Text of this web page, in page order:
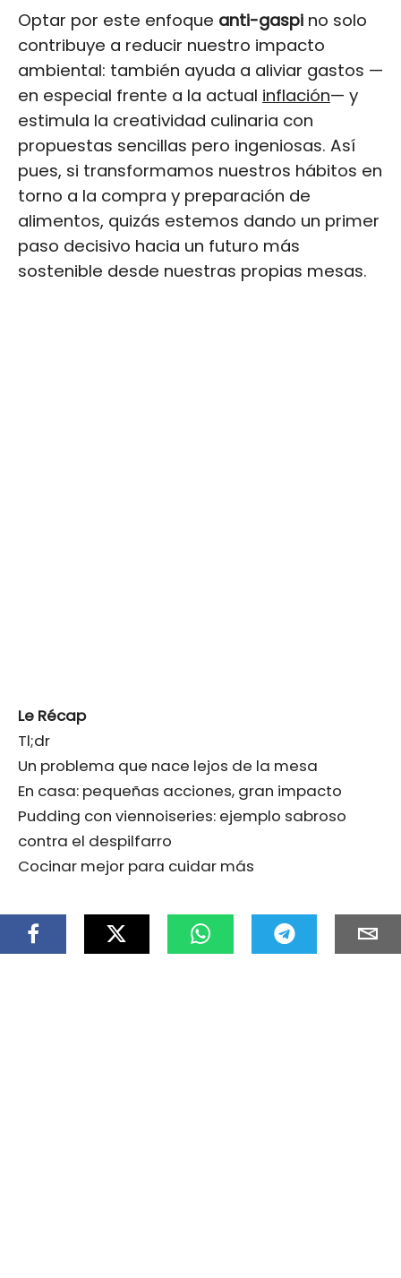
Optar por este enfoque anti-gaspi no solo
contribuye a reducir nuestro impacto
ambiental: también ayuda a aliviar gastos —
en especial frente a la actual inflación— y
estimula la creatividad culinaria con
propuestas sencillas pero ingeniosas. Así
pues, si transformamos nuestros hábitos en
torno a la compra y preparación de
alimentos, quizás estemos dando un primer
paso decisivo hacia un futuro más
sostenible desde nuestras propias mesas.
Le Récap
Tl;dr
Un problema que nace lejos de la mesa
En casa: pequeñas acciones, gran impacto
Pudding con viennoiseries: ejemplo sabroso
contra el despilfarro
Cocinar mejor para cuidar más